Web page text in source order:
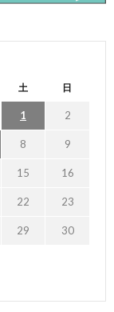
土 日
1 2
8 9
15 16
22 23
29 30